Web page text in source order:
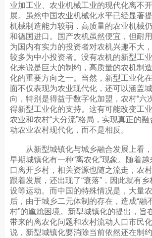
业加工业、农业机械工业的现代化离不
展。虽然中国农业机械化水平已经显著
机械制造能力较弱，高质量的农业机械
和德国进口。国产农机虽然便宜，但耐
为国内有实力的投资者对农机兴趣不大
较多为中小投资者。没有农机的新型工
化来说是巨大的制约，高质量的农机制
化的重要方向之一。当然，新型工业化
面不仅表现为农业现代化，还可以涵盖
向，特别是得益于数字化加盟，农村“六
得新型工业化的支持。这有可能改变工
农业和农村“大分流”格局，实现真正的
动农业农村现代化，而不是相反。
从新型城镇化与城乡融合发展上看，
早期城镇化有一种“离农化”现象。随着越
口离开乡村，相关资源也随之流走，农
跟着发展，还出现了“衰落”，因此就有
设等运动。而中国的特殊情况是，大量
后，由于城乡二元体制的存在，造成“融
村”的尴尬困境。新型城镇化的提出，旨
带来的离农化问题和农村流动人口市民
说，新型城镇化要消除当前依然还在制